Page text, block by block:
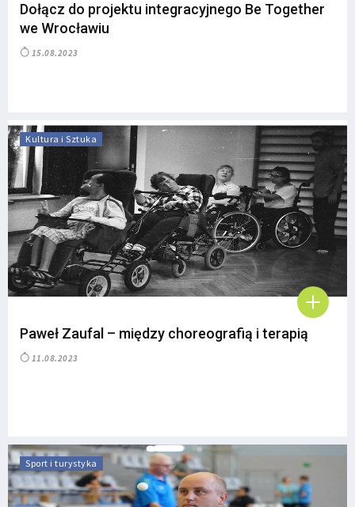
Dołącz do projektu integracyjnego Be Together
we Wrocławiu
15.08.2023
Kultura i Sztuka
Paweł Zaufal – między choreografią i terapią
11.08.2023
Sport i turystyka